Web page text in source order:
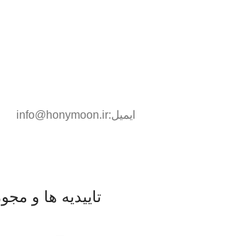
ایمیل:info@honymoon.ir
تاییدیه ها و